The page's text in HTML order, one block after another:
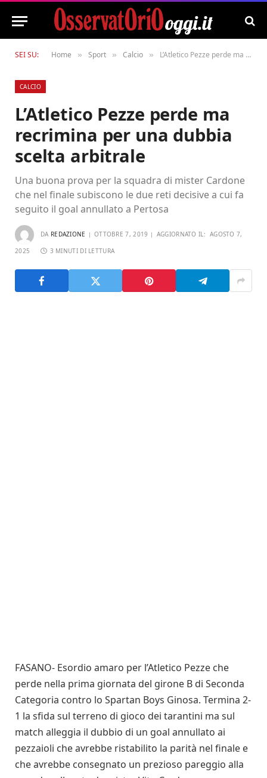
SEI SU: Home » Sport » Calcio » L’Atletico Pezze perde ma recrimina per una dubbia scelta arbitrale
CALCIO
L’Atletico Pezze perde ma
recrimina per una dubbia
scelta arbitrale
Una buona prova per la squadra di mister Cardone
che nel finale subiscono le due reti decisive a cui fa
seguito il goal annullato a Pertosa
DA REDAZIONE OTTOBRE 7, 2019 AGGIORNATO IL: AGOSTO 7,
2025 3 MINUTI DI LETTURA
FASANO- Esordio amaro per l’Atletico Pezze che
perde nella prima giornata del girone B di Seconda
Categoria contro lo Spartan Boys Ginosa. Termina 2-
1 la sfida sul terreno di gioco dei tarantini ma sul
match alleggia il dubbio di un goal annullato ai
pezzaioli che avrebbe ristabilito la parità nel finale e
che avrebbe consegnato un prezioso pareggio alla